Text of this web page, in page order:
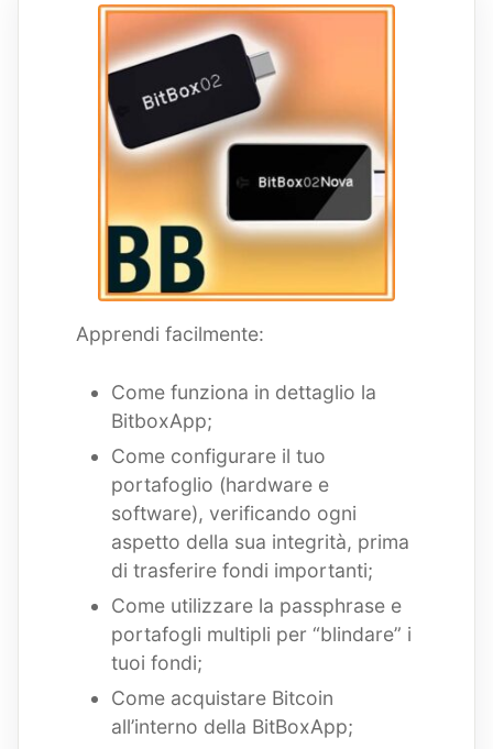
Apprendi facilmente:
Come funziona in dettaglio la
BitboxApp;
Come configurare il tuo
portafoglio (hardware e
software), verificando ogni
aspetto della sua integrità, prima
di trasferire fondi importanti;
Come utilizzare la passphrase e
portafogli multipli per “blindare” i
tuoi fondi;
Come acquistare Bitcoin
all’interno della BitBoxApp;